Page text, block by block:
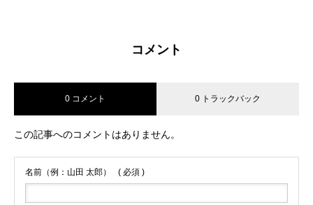
コメント
0 コメント 0 トラックバック
この記事へのコメントはありません。
名前（例：山田 太郎） ( 必須 )